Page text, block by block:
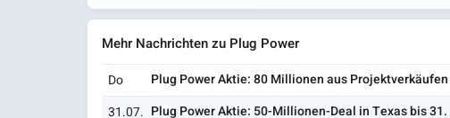
Mehr Nachrichten zu Plug Power
Do Plug Power Aktie: 80 Millionen aus Projektverkäufen
31.07. Plug Power Aktie: 50-Millionen-Deal in Texas bis